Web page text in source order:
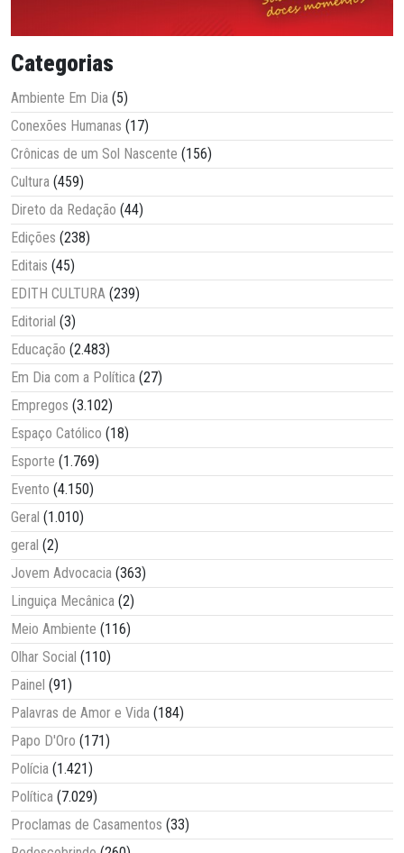
Categorias
Ambiente Em Dia (5)
Conexões Humanas (17)
Crônicas de um Sol Nascente (156)
Cultura (459)
Direto da Redação (44)
Edições (238)
Editais (45)
EDITH CULTURA (239)
Editorial (3)
Educação (2.483)
Em Dia com a Política (27)
Empregos (3.102)
Espaço Católico (18)
Esporte (1.769)
Evento (4.150)
Geral (1.010)
geral (2)
Jovem Advocacia (363)
Linguiça Mecânica (2)
Meio Ambiente (116)
Olhar Social (110)
Painel (91)
Palavras de Amor e Vida (184)
Papo D'Oro (171)
Polícia (1.421)
Política (7.029)
Proclamas de Casamentos (33)